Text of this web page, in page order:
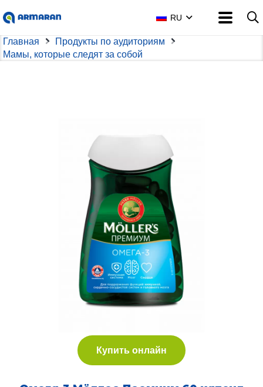
RU
Главная
Продукты по аудиториям
Мамы, которые следят за собой
Купить онлайн